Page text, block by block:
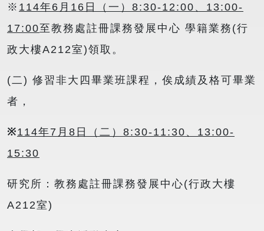
※ 114年6 月 16 日（一） 8:30-12:00 、 13:00-
17:00至教務處註冊課務發展中心 學籍業務(行
政大樓A212室)領取。
(二) 修習非大四畢業班課程，俟成績及格可畢業
者，
※114年7 月 8 日（二） 8:30-11:30 、 13:00-
15:30
研究所：教務處註冊課務發展中心(行政大樓
A212室)